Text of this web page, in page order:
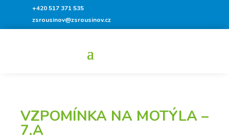
+420 517 371 535
zsrousinov@zsrousinov.cz
VZPOMÍNKA NA MOTÝLA –
7.A